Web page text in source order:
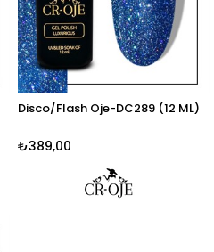
Disco/Flash Oje-DC289 (12 ML)
₺389,00